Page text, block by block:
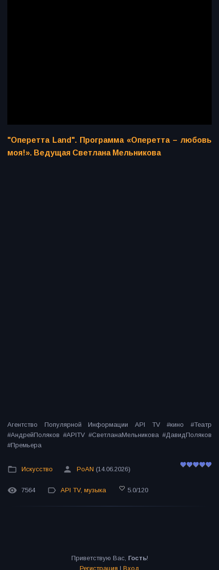
"Оперетта Land". Программа «Оперетта – любовь
моя!». Ведущая Светлана Мельникова
Агентство Популярной Информации API TV #кино #Театр
#АндрейПоляков #APITV #СветланаМельникова #ДавидПоляков
#Премьера
Искусство PoAN (14.06.2026)
7564 API TV, музыка 5.0/120
Приветствую Вас, Гость!
Регистрация | Вход